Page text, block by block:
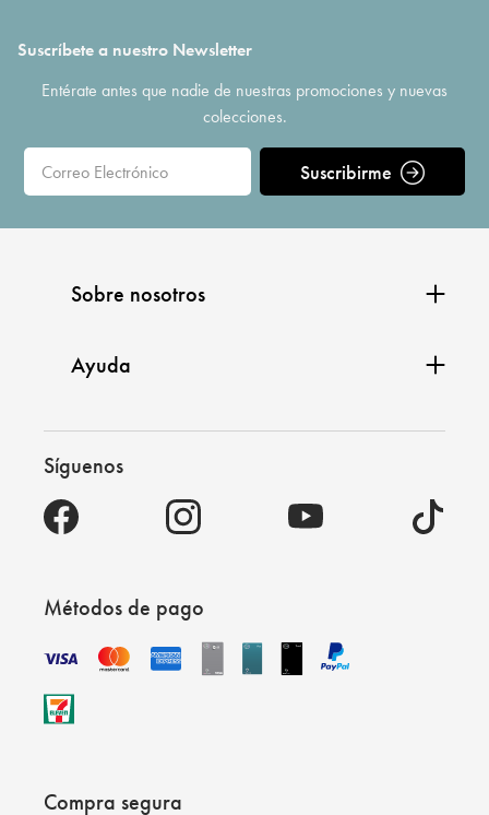
Suscríbete a nuestro Newsletter
Entérate antes que nadie de nuestras promociones y nuevas
colecciones.
Suscribirme
Sobre nosotros
Ayuda
Síguenos
Métodos de pago
Compra segura